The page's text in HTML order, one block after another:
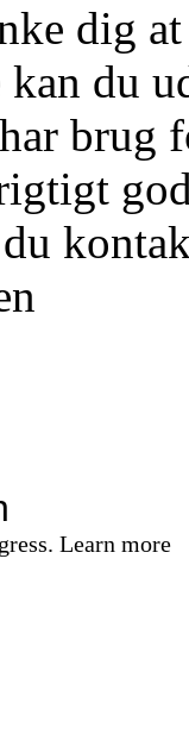
dig
kan du